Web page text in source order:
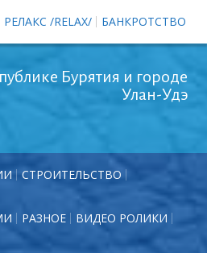
РЕЛАКС /RELAX/ БАНКРОТСТВО
Бурятия и городе
Улан-Удэ
СТРОИТЕЛЬСТВО
РАЗНОЕ ВИДЕО РОЛИКИ